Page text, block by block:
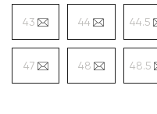
43 44 44.5
47 48 48.5